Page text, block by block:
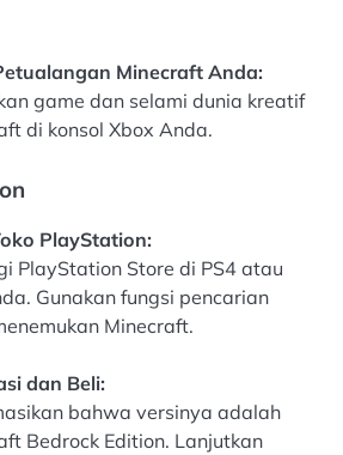
Minecraft Anda:
game dan selami dunia kreatif
di konsol Xbox Anda.
PlayStation:
PlayStation Store di PS4 atau
Gunakan fungsi pencarian
Minecraft.
dan Beli:
bahwa versinya adalah
Bedrock Edition. Lanjutkan